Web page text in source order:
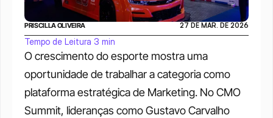
O crescimento do esporte mostra uma
oportunidade de trabalhar a categoria como
plataforma estratégica de Marketing. No CMO
Summit, lideranças como Gustavo Carvalho
PRISCILLA OLIVEIRA 27 DE MAR. DE 2026
Tempo de Leitura 3 min